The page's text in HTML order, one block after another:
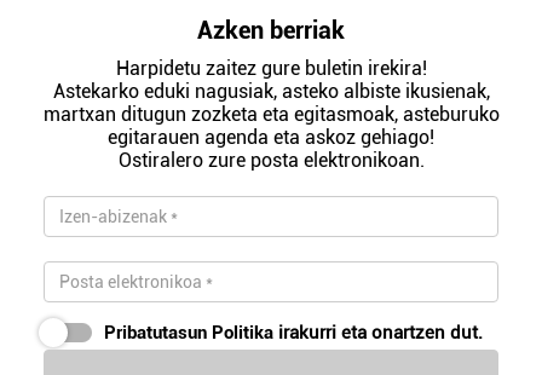
Azken berriak
Harpidetu zaitez gure buletin irekira!
Astekarko eduki nagusiak, asteko albiste ikusienak,
martxan ditugun zozketa eta egitasmoak, asteburuko
egitarauen agenda eta askoz gehiago!
Ostiralero zure posta elektronikoan.
Pribatutasun Politika irakurri eta onartzen dut.